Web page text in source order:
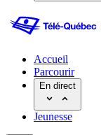
Accueil
Parcourir
En direct
Jeunesse